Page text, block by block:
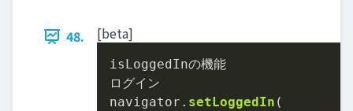
48. [beta]
isLoggedInの機能
ログイン
navigator. setLoggedIn